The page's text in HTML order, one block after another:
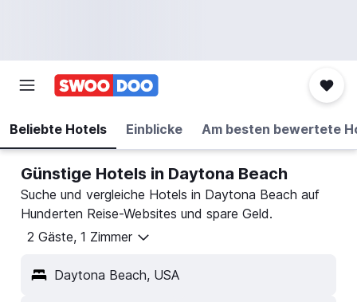
Beliebte Hotels Einblicke Am besten bewertete
Günstige Hotels in Daytona Beach
Suche und vergleiche Hotels in Daytona Beach auf
Hunderten Reise-Websites und spare Geld.
2 Gäste, 1 Zimmer
Daytona Beach, USA